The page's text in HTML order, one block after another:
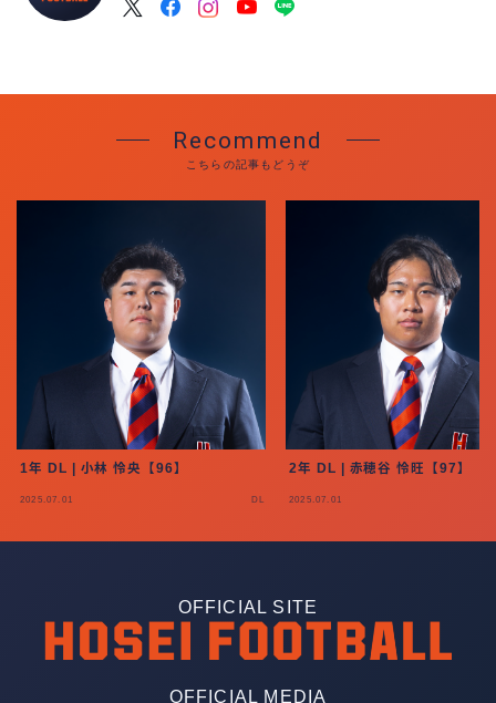
Recommend
こちらの記事もどうぞ
1年 DL | 小林 怜央【96】
2025.07.01 DL
2年 DL | 赤穂谷 怜旺【97】
2025.07.01
OFFICIAL SITE
OFFICIAL MEDIA